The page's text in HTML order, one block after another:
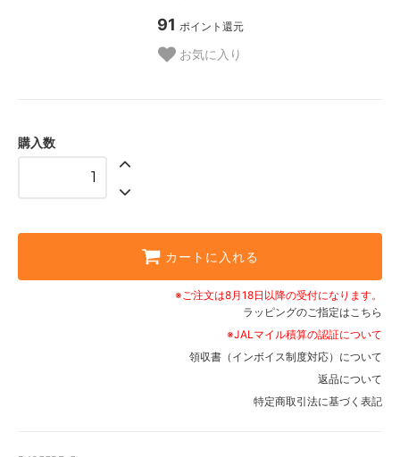
91 ポイント還元
お気に入り
購入数
カートに入れる
※ご注文は8月18日以降の受付になります。
ラッピングのご指定はこちら
※JALマイル積算の認証について
領収書（インボイス制度対応）について
返品について
特定商取引法に基づく表記